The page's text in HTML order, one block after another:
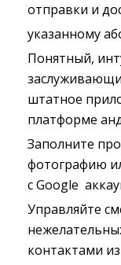
отправки и
указанному
Понятный,
штатное
платформе
Заполните
фотографию
с Google
Управляйте
контактами